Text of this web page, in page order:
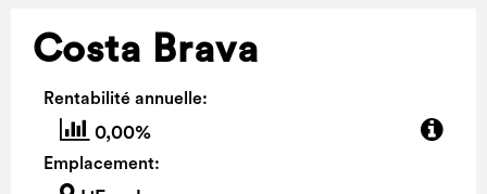
Costa Brava
Rentabilité annuelle:
0,00%
Emplacement: